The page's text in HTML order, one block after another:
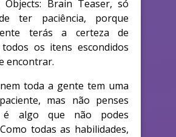
Objects: Brain Teaser, só
ter paciência, porque
terás a certeza de
os itens escondidos
encontrar.
toda a gente tem uma
mas não penses
algo que não podes
todas as habilidades,